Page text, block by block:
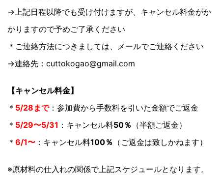
→上記日程以降でも受け付けますが、キャンセル料金がか
かりますので予めご了承ください
＊ご連絡方法につきましては、メールでご連絡ください
→連絡先：cuttokogao@gmail.com
【キャンセル料金】
＊ 5/28まで：参加費から手数料を引いた金額でご返金
＊ 5/29〜5/31 ：キャンセル料50％ （半額ご返金）
＊ 6/1〜 ：キャンセル料100％ （ご返金は致しかねます）
※原材料の仕入れの関係で上記スケジュールとなります。